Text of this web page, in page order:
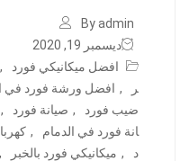
By admin
ديسمبر 19, 2020
افضل ميكانيكي فورد
,
ر
, افضل ورشة فورد في
ضيب فورد
, صيانة فورد ,
انة فورد في الدمام
,
د
, ميكانيكي فورد بالخبر ,